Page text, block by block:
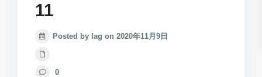
11
Posted by lag on 2020年11月9日
0